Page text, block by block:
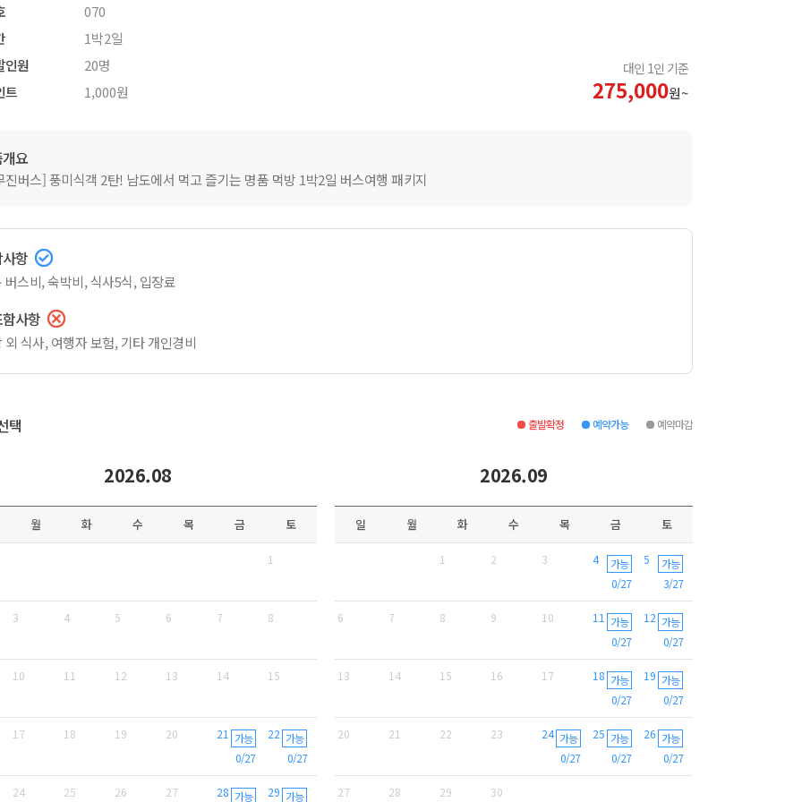
070
1박2일
인원
20명
트
1,000원
대인 1인 기준
275,000원~
요
진버스] 풍미식객 2탄! 남도에서 먹고 즐기는 명품 먹방 1박2일 버스여행 패키지
항
버스비, 숙박비, 식사5식, 입장료
사항
외 식사, 여행자 보험, 기타 개인경비
택 출발확정 예약가능 예약마감
2026.08
월 화 수 목 금 토
1
3 4 5 6 7 8
10 11 12 13 14 15
17 18 19 20 21 가능
0/27
22 가능
0/27
24 25 26 27 28 가능
29 가능
2026.09
일 월 화 수 목 금 토
1 2 3 4
가능
0/27
5
가능
3/27
6 7 8 9 10 11 가능
0/27
12 가능
0/27
13 14 15 16 17 18 가능
0/27
19 가능
0/27
20 21 22 23 24 가능
0/27
25 가능
0/27
26 가능
0/27
27 28 29 30